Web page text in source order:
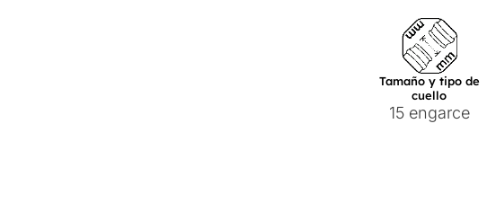
Tamaño y tipo de
cuello
15 engarce